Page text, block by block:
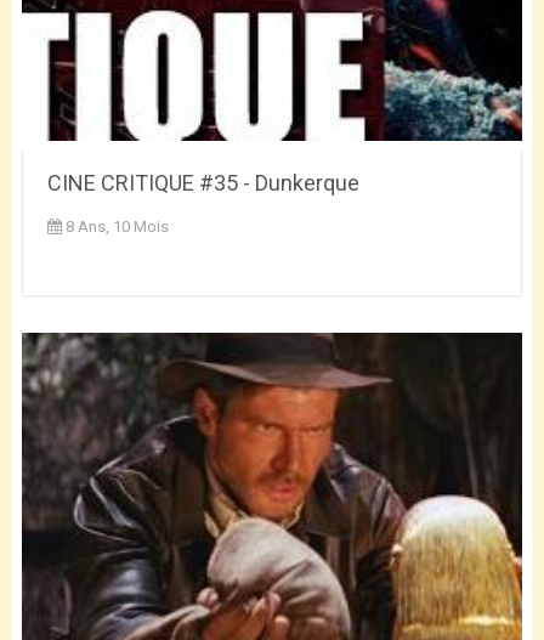
CINE CRITIQUE #35 - Dunkerque
8 Ans, 10 Mois